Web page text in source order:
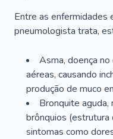
Entre as enfermidades
pneumologista trata,
Asma, doença no
aéreas, causando
produção de muco
Bronquite aguda,
brônquios (estrutura
sintomas como